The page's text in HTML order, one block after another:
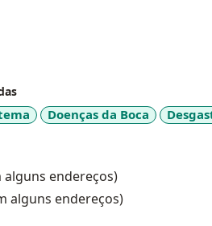
faculdade UNIP
Silva durante a faculdade, se
Kalio.
cirurgias com dr Flávio
Edmundo Vasconcellos.
auxiliar do curso de cirugia oral
George Lamacchia.
André Porporatti
Doenças da Boca
alguns endereços)
alguns endereços)